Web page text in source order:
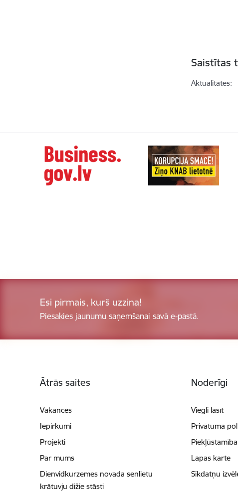
Saistītas
Aktualitātes:
Esi pirmais, kurš uzzina!
Piesakies jaunumu saņemšanai savā e-pastā.
Ātrās saites
Vakances
Iepirkumi
Projekti
Par mums
Dienvidkurzemes novada senlietu
krātuvju dižie stāsti
Noderīgi
Viegli lasīt
Privātuma
Piekļūstamība
Lapas karte
Sīkdatņu